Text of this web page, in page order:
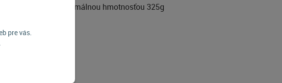
pre vás.
13mm, s maximálnou hmotnosťou 325g